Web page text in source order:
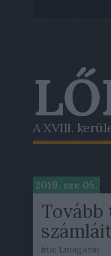
A XVIII.
2019. sze 05.
Tovább
számláit
írta: Lmagazin